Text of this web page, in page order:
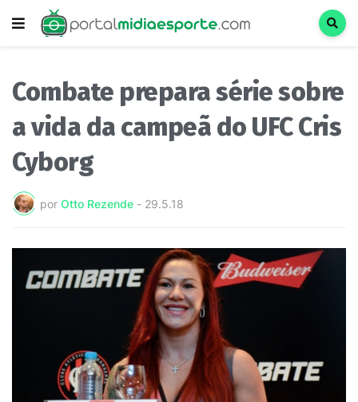
Combate prepara série sobre
a vida da campeã do UFC Cris
Cyborg
por Otto Rezende - 29.5.18